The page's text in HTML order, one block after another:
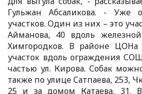
Гульжан Абсаликова. - Уже
участков. Один из них – это
Айманова, 40 вдоль железной
Химгородков. В районе ЦОНа
участок вдоль ограждения
частью ул. Кирова. Собак
также по улице Сатпаева, 253,
25 и за домом Катаева, 31.